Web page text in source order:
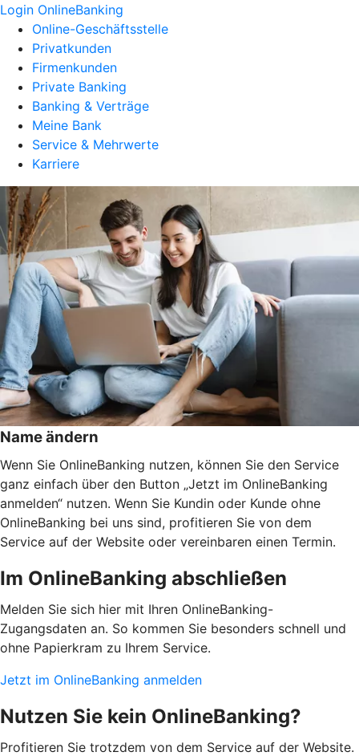
Login OnlineBanking
Online-Geschäftsstelle
Privatkunden
Firmenkunden
Private Banking
Banking & Verträge
Meine Bank
Service & Mehrwerte
Karriere
Name ändern
Wenn Sie OnlineBanking nutzen, können Sie den Service
ganz einfach über den Button „Jetzt im OnlineBanking
anmelden“ nutzen. Wenn Sie Kundin oder Kunde ohne
OnlineBanking bei uns sind, profitieren Sie von dem
Service auf der Website oder vereinbaren einen Termin.
Im OnlineBanking abschließen
Melden Sie sich hier mit Ihren OnlineBanking-
Zugangsdaten an. So kommen Sie besonders schnell und
ohne Papierkram zu Ihrem Service.
Jetzt im OnlineBanking anmelden
Nutzen Sie kein OnlineBanking?
Profitieren Sie trotzdem von dem Service auf der Website.